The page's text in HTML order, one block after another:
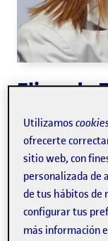
Elisenda
Profesora de los
de la
Comunicación
Utilizamos
ofrecerte
sitio web, con
personalizada de
de tus hábitos de
configurar tus
más información